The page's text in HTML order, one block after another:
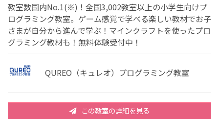
教室数国内No.1(※)！全国3,002教室以上の小学生向けプ
ログラミング教室。ゲーム感覚で学べる楽しい教材でお子
さまが自分から進んで学ぶ！マインクラフトを使ったプロ
グラミング教材も！無料体験受付中！
QUREO（キュレオ）プログラミング教室
この教室の詳細を見る